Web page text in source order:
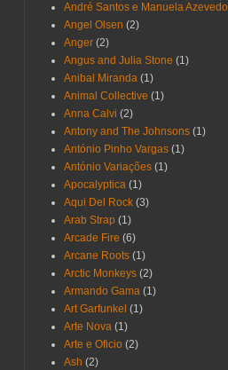
André Santos e Manuela Azevedo
Angel Olsen (2)
Anger (2)
Angus and Julia Stone (1)
Anibal Miranda (1)
Animal Collective (1)
Anna Calvi (2)
Antony and The Johnsons (1)
António Pinho Vargas (1)
António Variações (1)
Apocalyptica (1)
Aqui Del Rock (3)
Arab Strap (1)
Arcade Fire (6)
Arcane Roots (1)
Arctic Monkeys (2)
Armando Gama (1)
Art Garfunkel (1)
Arte Nova (1)
Arte e Oficio (2)
Ash (2)